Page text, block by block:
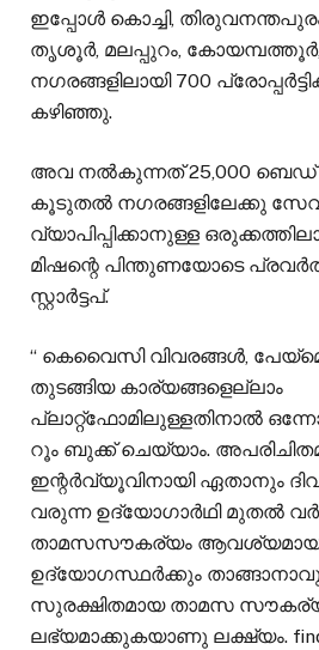
ഇപ്പോൾ കൊച്ചി,
തൃശൂർ, മലപ്പുറം, കോയമ്പത്തൂർ,
നഗരങ്ങളിലായി 700
കഴിഞ്ഞു.
അവ നൽകുന്നത് 25,000
കൂടുതൽ നഗരങ്ങളിലേക്കു
വ്യാപിപ്പിക്കാനുള്ള
മിഷന്റെ പിന്തുണയോടെ
സ്റ്റാർട്ടപ്.
‘‘ കെവൈസി വിവരങ്ങൾ,
തുടങ്ങിയ കാര്യങ്ങളെല്ലാം
പ്ലാറ്റ്ഫോമിലുള്ളതിനാൽ
റൂം ബുക്ക് ചെയ്യാം.
ഇന്റർവ്യൂവിനായി ഏതാനും
വരുന്ന ഉദ്യോഗാർഥി മുതൽ
താമസസൗകര്യം ആവശ്യമായ
ഉദ്യോഗസ്ഥർക്കും
സുരക്ഷിതമായ താമസ
ലഭ്യമാക്കുകയാണു ലക്ഷ്യം.